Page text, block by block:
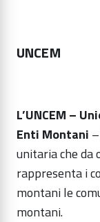
UNCEM
L’UNCEM –
Enti Montani
unitaria che da
rappresenta i
montani le
montani.